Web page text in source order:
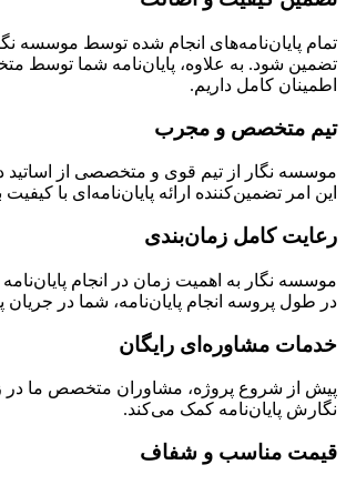
تمام پایان‌نامه‌های انجام شده توسط موسسه
تضمین شود. به علاوه، پایان‌نامه شما توسط
اطمینان کامل داریم.
تیم متخصص و مجرب
موسسه نگار از تیم قوی و متخصصی از
این امر تضمین‌کننده ارائه پایان‌نامه‌ای با
رعایت کامل زمان‌بندی
موسسه نگار به اهمیت زمان در انجام
در طول پروسه انجام پایان‌نامه، شما در
خدمات مشاوره‌ای رایگان
پیش از شروع پروژه، مشاوران متخصص ما در
نگارش پایان‌نامه کمک می‌کند.
قیمت مناسب و شفاف